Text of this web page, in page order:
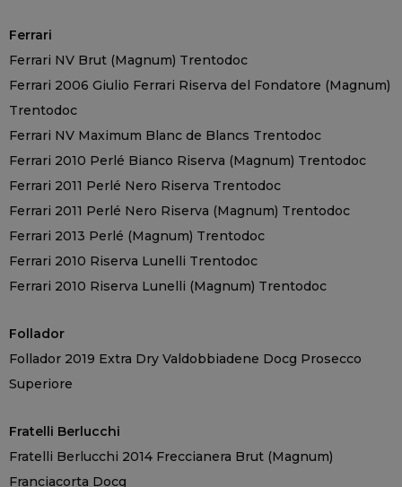
Ferrari
Ferrari NV Brut (Magnum) Trentodoc
Ferrari 2006 Giulio Ferrari Riserva del Fondatore (Magnum)
Trentodoc
Ferrari NV Maximum Blanc de Blancs Trentodoc
Ferrari 2010 Perlé Bianco Riserva (Magnum) Trentodoc
Ferrari 2011 Perlé Nero Riserva Trentodoc
Ferrari 2011 Perlé Nero Riserva (Magnum) Trentodoc
Ferrari 2013 Perlé (Magnum) Trentodoc
Ferrari 2010 Riserva Lunelli Trentodoc
Ferrari 2010 Riserva Lunelli (Magnum) Trentodoc
Follador
Follador 2019 Extra Dry Valdobbiadene Docg Prosecco
Superiore
Fratelli Berlucchi
Fratelli Berlucchi 2014 Freccianera Brut (Magnum)
Franciacorta Docg